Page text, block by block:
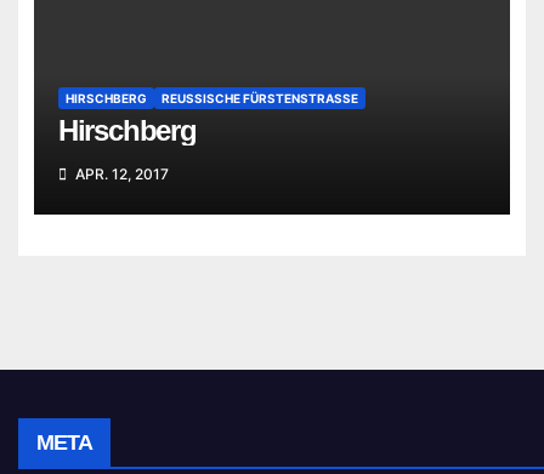
HIRSCHBERG REUSSISCHE FÜRSTENSTRASSE
Hirschberg
APR. 12, 2017
META